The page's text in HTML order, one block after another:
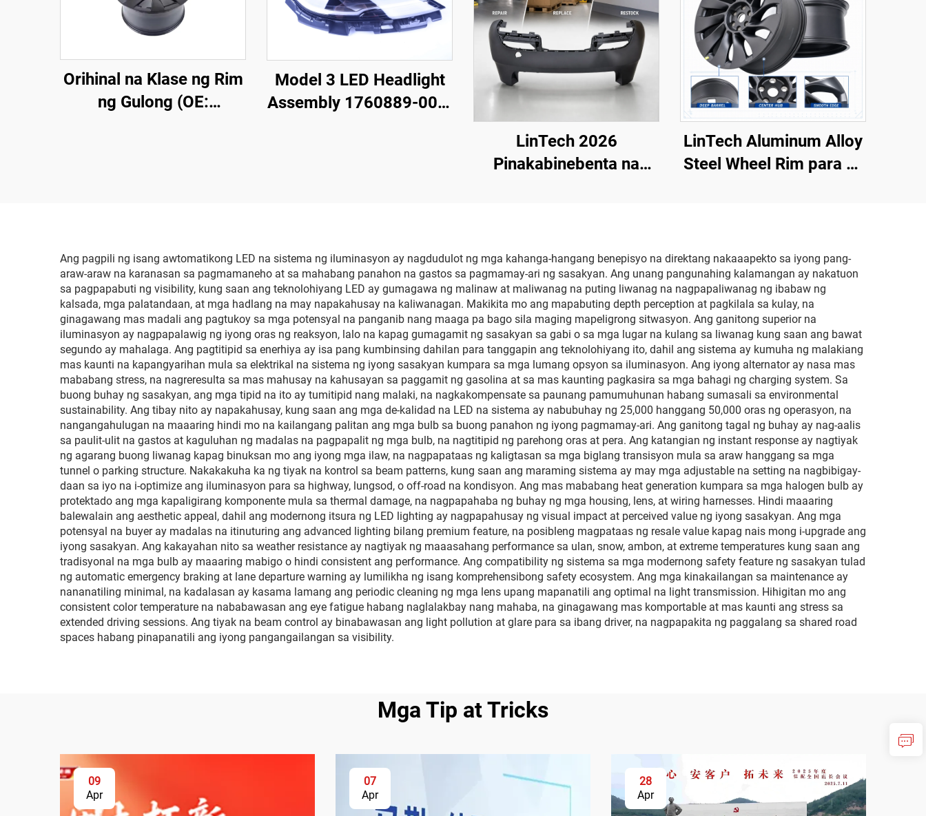
Orihinal na Klase ng Rim
ng Gulong (OE:
Sistema ng Preno, Para
sa Palitan at Pag-
customize
Model 3 LED Headlight
Assembly 1760889-00-F
LinTech 2026
Pinakabinebenta na
1582571-SC-C
LinTech Aluminum Alloy
Steel Wheel Rim para sa
Ang pagpili ng isang awtomatikong LED na sistema ng iluminasyon ay nagdudulot ng mga kahanga-hangang benepisyo na direktang nakaaapekto sa iyong pang-
araw-araw na karanasan sa pagmamaneho at sa mahabang panahon na gastos sa pagmamay-ari ng sasakyan. Ang unang pangunahing kalamangan ay nakatuon
sa pagpapabuti ng visibility, kung saan ang teknolohiyang LED ay gumagawa ng malinaw at maliwanag na puting liwanag na nagpapaliwanag ng ibabaw ng
kalsada, mga palatandaan, at mga hadlang na may napakahusay na kaliwanagan. Makikita mo ang mapabuting depth perception at pagkilala sa kulay, na
ginagawang mas madali ang pagtukoy sa mga potensyal na panganib nang maaga pa bago sila maging mapeligrong sitwasyon. Ang ganitong superior na
iluminasyon ay nagpapalawig ng iyong oras ng reaksyon, lalo na kapag gumagamit ng sasakyan sa gabi o sa mga lugar na kulang sa liwanag kung saan ang bawat
segundo ay mahalaga. Ang pagtitipid sa enerhiya ay isa pang kumbinsing dahilan para tanggapin ang teknolohiyang ito, dahil ang sistema ay kumuha ng malakiang
mas kaunti na kapangyarihan mula sa elektrikal na sistema ng iyong sasakyan kumpara sa mga lumang opsyon sa iluminasyon. Ang iyong alternator ay nasa mas
mababang stress, na nagreresulta sa mas mahusay na kahusayan sa paggamit ng gasolina at sa mas kaunting pagkasira sa mga bahagi ng charging system. Sa
buong buhay ng sasakyan, ang mga tipid na ito ay tumitipid nang malaki, na nagkakompensate sa paunang pamumuhunan habang sumasali sa environmental
sustainability. Ang tibay nito ay napakahusay, kung saan ang mga de-kalidad na LED na sistema ay nabubuhay ng 25,000 hanggang 50,000 oras ng operasyon, na
nangangahulugan na maaaring hindi mo na kailangang palitan ang mga bulb sa buong panahon ng iyong pagmamay-ari. Ang ganitong tagal ng buhay ay nag-aalis
sa paulit-ulit na gastos at kaguluhan ng madalas na pagpapalit ng mga bulb, na nagtitipid ng parehong oras at pera. Ang katangian ng instant response ay nagtiyak
ng agarang buong liwanag kapag binuksan mo ang iyong mga ilaw, na nagpapataas ng kaligtasan sa mga biglang transisyon mula sa araw hanggang sa mga
tunnel o parking structure. Nakakakuha ka ng tiyak na kontrol sa beam patterns, kung saan ang maraming sistema ay may mga adjustable na setting na nagbibigay-
daan sa iyo na i-optimize ang iluminasyon para sa highway, lungsod, o off-road na kondisyon. Ang mas mababang heat generation kumpara sa mga halogen bulb ay
protektado ang mga kapaligirang komponente mula sa thermal damage, na nagpapahaba ng buhay ng mga housing, lens, at wiring harnesses. Hindi maaaring
balewalain ang aesthetic appeal, dahil ang modernong itsura ng LED lighting ay nagpapahusay ng visual impact at perceived value ng iyong sasakyan. Ang mga
potensyal na buyer ay madalas na itinuturing ang advanced lighting bilang premium feature, na posibleng magpataas ng resale value kapag nais mong i-upgrade ang
iyong sasakyan. Ang kakayahan nito sa weather resistance ay nagtiyak ng maaasahang performance sa ulan, snow, ambon, at extreme temperatures kung saan ang
tradisyonal na mga bulb ay maaaring mabigo o hindi consistent ang performance. Ang compatibility ng sistema sa mga modernong safety feature ng sasakyan tulad
ng automatic emergency braking at lane departure warning ay lumilikha ng isang komprehensibong safety ecosystem. Ang mga kinakailangan sa maintenance ay
nananatiling minimal, na kadalasan ay kasama lamang ang periodic cleaning ng mga lens upang mapanatili ang optimal na light transmission. Hihigitan mo ang
consistent color temperature na nababawasan ang eye fatigue habang naglalakbay nang mahaba, na ginagawang mas komportable at mas kaunti ang stress sa
extended driving sessions. Ang tiyak na beam control ay binabawasan ang light pollution at glare para sa ibang driver, na nagpapakita ng paggalang sa shared road
spaces habang pinapanatili ang iyong pangangailangan sa visibility.
Mga Tip at Tricks
09
Apr
07
Apr
28
Apr